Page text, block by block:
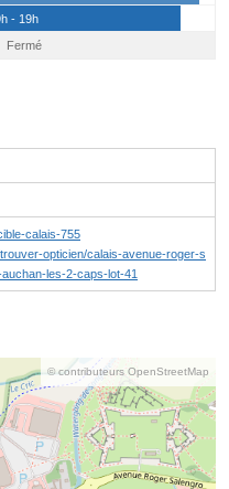
- 19h
Fermé
calais-755
opticien/calais-avenue-roger-s
les-2-caps-lot-41
© contributeurs OpenStreetMap